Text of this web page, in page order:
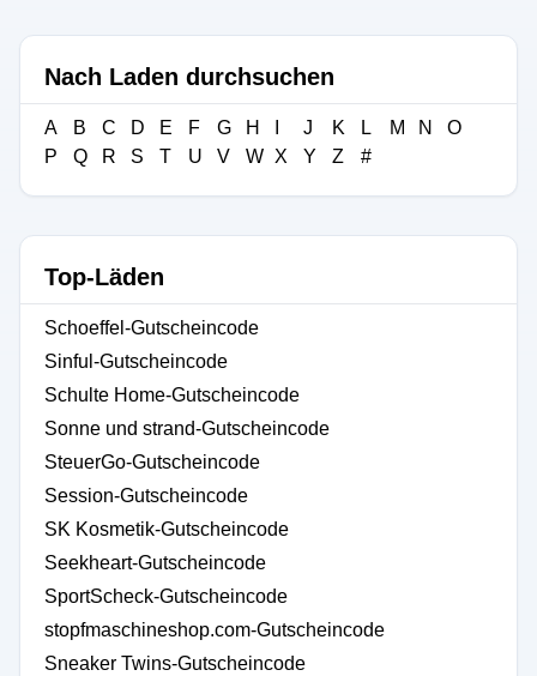
Nach Laden durchsuchen
A B C D E F G H J K L M N
O
P
Q R S T U V W X Y Z #
Top-Läden
Schoeffel-Gutscheincode
Sinful-Gutscheincode
Schulte Home-Gutscheincode
Sonne und strand-Gutscheincode
SteuerGo-Gutscheincode
Session-Gutscheincode
SK Kosmetik-Gutscheincode
Seekheart-Gutscheincode
SportScheck-Gutscheincode
stopfmaschineshop.com-Gutscheincode
Sneaker Twins-Gutscheincode